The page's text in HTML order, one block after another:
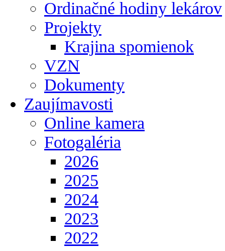
Ordinačné hodiny lekárov
Projekty
Krajina spomienok
VZN
Dokumenty
Zaujímavosti
Online kamera
Fotogaléria
2026
2025
2024
2023
2022